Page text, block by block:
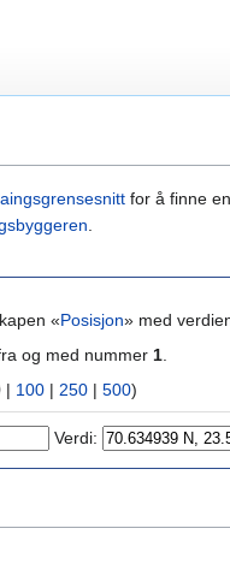
for å finne
.
«Posisjon» med
og med nummer 1.
| 100 | 250 | 500)
Verdi: